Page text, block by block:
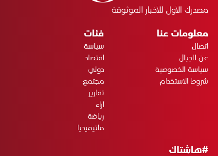
مصدرك الأول للأخبار الموثوقة
معلومات عنا
اتصال
عن الجبال
سياسة الخصوصية
شروط الاستخدام
فئات
سياسة
اقتصاد
دولي
مجتمع
تقارير
آراء
رياضة
ملتيميديا
#هاشتاك